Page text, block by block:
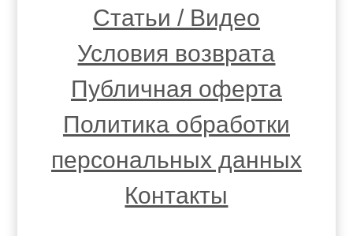
Статьи / Видео
Условия возврата
Публичная оферта
Политика обработки
персональных данных
Контакты